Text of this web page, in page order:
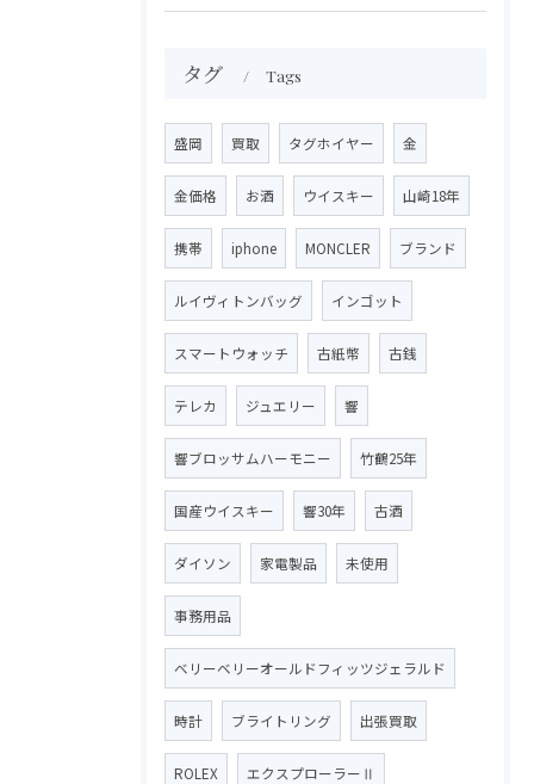
タグ Tags
盛岡 買取 タグホイヤー 金
金価格 お酒 ウイスキー 山崎18年
携帯 iphone MONCLER ブランド
ルイヴィトンバッグ インゴット
スマートウォッチ 古紙幣 古銭
テレカ ジュエリー 響
響ブロッサムハーモニー 竹鶴25年
国産ウイスキー 響30年 古酒
ダイソン 家電製品 未使用
事務用品
ベリーベリーオールドフィッツジェラルド
時計 ブライトリング 出張買取
ROLEX エクスプローラーⅡ